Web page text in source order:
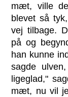
mæt, ville
blevet så
vej tilbage.
på og
han kunne
sagde
ligeglad,"
mæt, nu vil